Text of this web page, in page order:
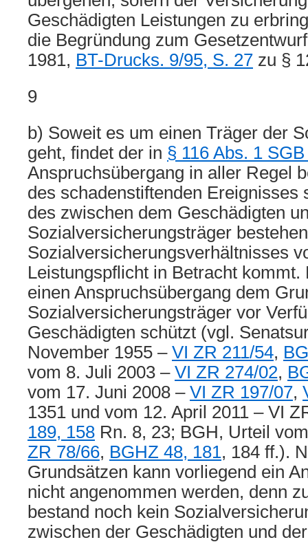
Geschädigten Leistungen zu
die Begründung zum
1981, BT-Drucks. 9/95, S. 27 zu §
9
b) Soweit es um einen Träger der
geht, findet der in § 116 Abs. 1
Anspruchsübergang in aller Regel
des schadenstiftenden Ereignisses
des zwischen dem Geschädigten
Sozialversicherungsträger
Sozialversicherungsverhältnisses
Leistungspflicht in Betracht kommt.
einen Anspruchsübergang dem
Sozialversicherungsträger vor
Geschädigten schützt (vgl.
November 1955 – VI ZR 211/54,
vom 8. Juli 2003 – VI ZR 274/02,
vom 17. Juni 2008 – VI ZR 197/07,
1351 und vom 12. April 2011 – VI
189, 158 Rn. 8, 23; BGH, Urteil
ZR 78/66, BGHZ 48, 181, 184 ff.).
Grundsätzen kann vorliegend ein
nicht angenommen werden, denn
bestand noch kein
zwischen der Geschädigten und